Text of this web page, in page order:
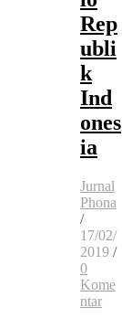
Rep
ubli
k
Ind
ones
ia
Jurnal
Phona
/
17/02/
2019 /
0
Kome
ntar